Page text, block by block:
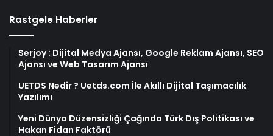
Rastgele Haberler
Serjoy : Dijital Medya Ajansı, Google Reklam Ajansı, SEO
Ajansı ve Web Tasarım Ajansı
UETDS Nedir ? Uetds.com İle Akıllı Dijital Taşımacılık
Yazılımı
Yeni Dünya Düzensizliği Çağında Türk Dış Politikası ve
Hakan Fidan Faktörü